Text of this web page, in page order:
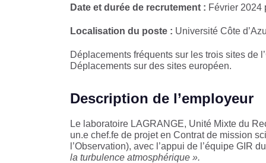
Date et durée de recrutement : Février 2024
Localisation du poste : Université Côte
Déplacements fréquents sur les trois sites de
Déplacements sur des sites européen.
Description de l’employeur
Le laboratoire LAGRANGE, Unité Mixte du
un.e chef.fe de projet en Contrat de mission
l’Observation), avec l’appui de l’équipe GIR
la turbulence atmosphérique ».